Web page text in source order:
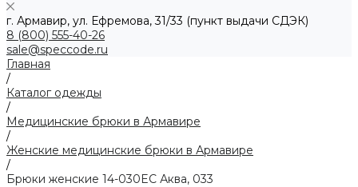
г. Армавир, ул. Ефремова, 31/33 (пункт выдачи СДЭК)
8 (800) 555-40-26
sale@speccode.ru
Главная
/
Каталог одежды
/
Медицинские брюки в Армавире
/
Женские медицинские брюки в Армавире
/
Брюки женские 14-030EC Аква, 033